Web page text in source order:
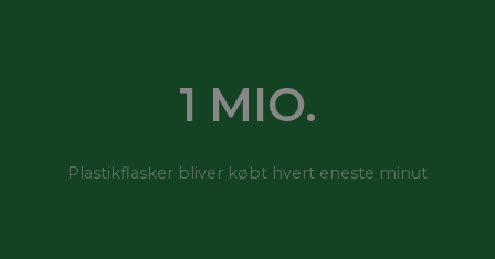
1 MIO.
Plastikflasker bliver købt hvert eneste minut